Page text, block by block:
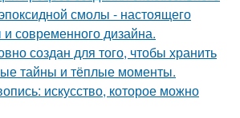
смолы - настоящего
современного дизайна.
создан для того, чтобы хранить
тайны и тёплые моменты.
искусство, которое можно